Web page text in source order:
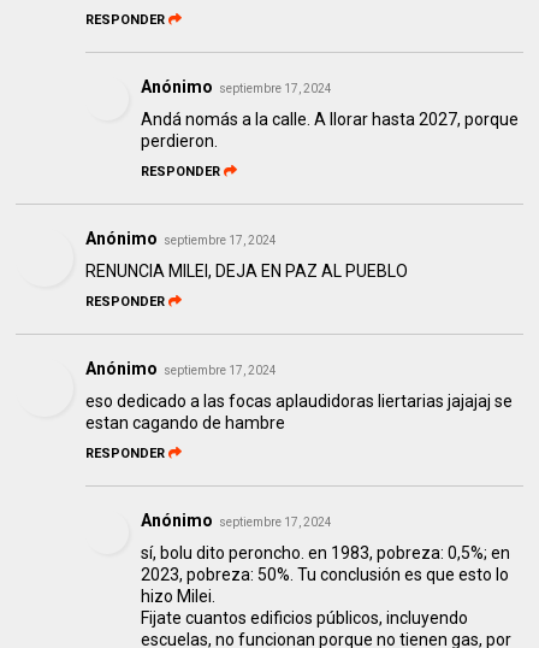
RESPONDER
Anónimo septiembre 17, 2024
Andá nomás a la calle. A llorar hasta 2027, porque
perdieron.
RESPONDER
Anónimo septiembre 17, 2024
RENUNCIA MILEI, DEJA EN PAZ AL PUEBLO
RESPONDER
Anónimo septiembre 17, 2024
eso dedicado a las focas aplaudidoras liertarias jajajaj se
estan cagando de hambre
RESPONDER
Anónimo septiembre 17, 2024
sí, bolu dito peroncho. en 1983, pobreza: 0,5%; en
2023, pobreza: 50%. Tu conclusión es que esto lo
hizo Milei.
Fijate cuantos edificios públicos, incluyendo
escuelas, no funcionan porque no tienen gas, por